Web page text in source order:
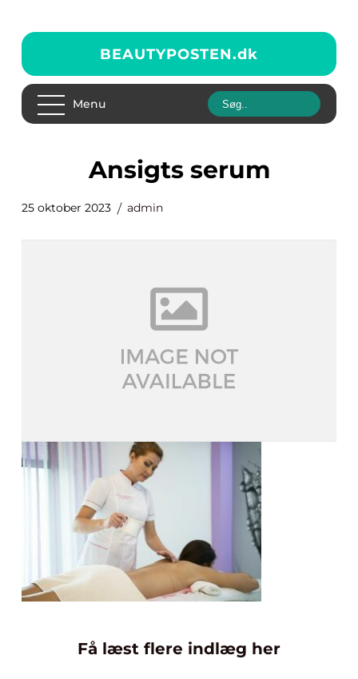
BEAUTYPOSTEN.dk
Menu
ansigts serum
25 oktober 2023 admin
Få læst flere indlæg her